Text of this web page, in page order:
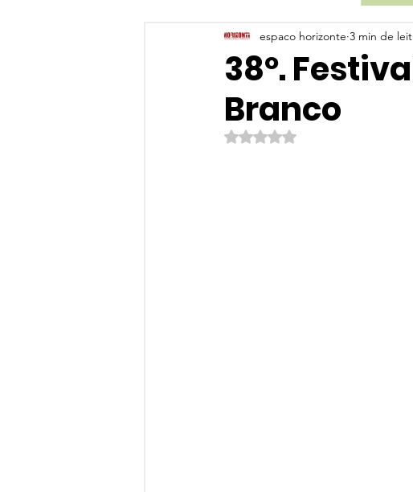
38º.
Branco
espaco horizonte 3 min de
Avaliado com NaN de 5